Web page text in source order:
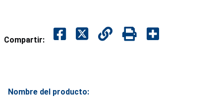
Compartir:
Nombre del producto: